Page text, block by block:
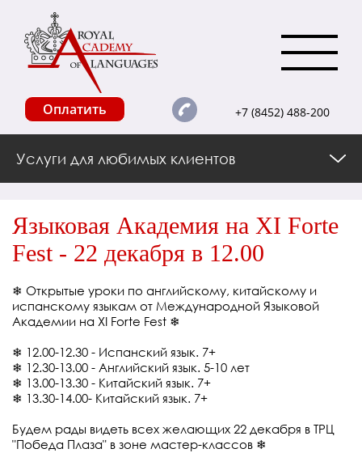
Оплатить +7 (8452) 488-200
Услуги для любимых клиентов
Языковая Академия на XI Forte
Fest - 22 декабря в 12.00
❄ Открытые уроки по английскому, китайскому и
испанскому языкам от Международной Языковой
Академии на XI Forte Fest ❄
❄ 12.00-12.30 - Испанский язык. 7+
❄ 12.30-13.00 - Английский язык. 5-10 лет
❄ 13.00-13.30 - Китайский язык. 7+
❄ 13.30-14.00- Китайский язык. 7+
Будем рады видеть всех желающих 22 декабря в ТРЦ
"Победа Плаза" в зоне мастер-классов ❄